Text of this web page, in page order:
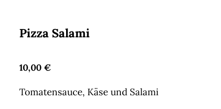
Pizza Salami
10,00 €
Tomatensauce, Käse und Salami